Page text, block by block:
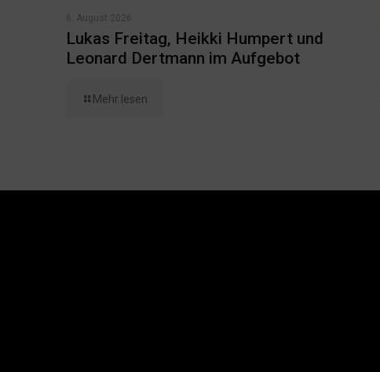
6. August 2026
Lukas Freitag, Heikki Humpert und
Leonard Dertmann im Aufgebot
Mehr lesen